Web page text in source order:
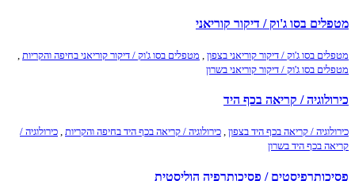
מטפלים בסו ג'וק / דיקור קוריאני
מטפלים בסו ג'וק / דיקור קוריאני בצפון מטפלים בסו ג'וק / דיקור קוריאני בחיפה והקריות
מטפלים בסו ג'וק / דיקור קוריאני בשרון
כירולוגיה / קריאה בכף היד
כירולוגיה / קריאה בכף היד בצפון , כירולוגיה / קריאה בכף היד בחיפה והקריות , כירולוגיה /
קריאה בכף היד בשרון
פסיכותרפיסטים / פסיכותרפיה הוליסטית